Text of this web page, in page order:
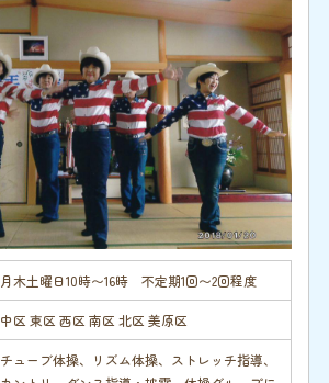
月木土曜日10時〜16時 不定期1回〜2回程度
中区 東区 西区 南区 北区 美原区
チューブ体操、リズム体操、ストレッチ指導、